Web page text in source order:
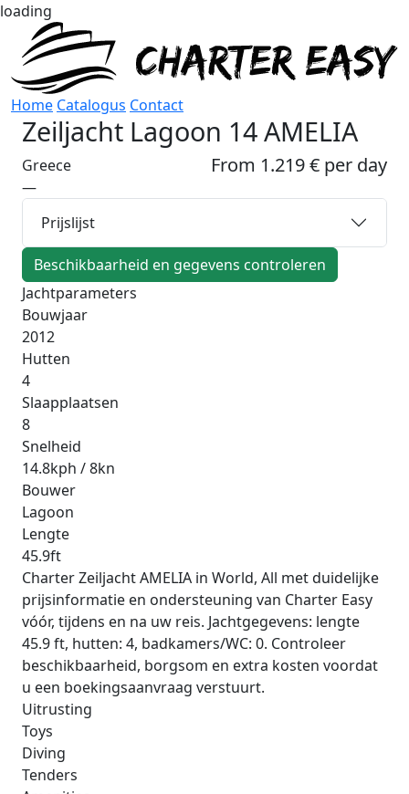
loading
Home Catalogus Contact
Zeiljacht Lagoon 14 AMELIA
From 1.219 € per day
Greece
—
Prijslijst
Beschikbaarheid en gegevens controleren
Jachtparameters
Bouwjaar
2012
Hutten
4
Slaapplaatsen
8
Snelheid
14.8kph / 8kn
Bouwer
Lagoon
Lengte
45.9ft
Charter Zeiljacht AMELIA in World, All met duidelijke
prijsinformatie en ondersteuning van Charter Easy
vóór, tijdens en na uw reis. Jachtgegevens: lengte
45.9 ft, hutten: 4, badkamers/WC: 0. Controleer
beschikbaarheid, borgsom en extra kosten voordat
u een boekingsaanvraag verstuurt.
Uitrusting
Toys
Diving
Tenders